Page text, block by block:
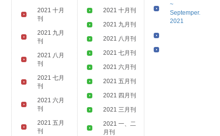
2021 十月
刊
2021 九月
刊
2021 八月
刊
2021 七月
刊
2021 六月
刊
2021 五月
刊
2021 十月刊
2021 九月刊
2021 八月刊
2021 七月刊
2021 六月刊
2021 五月刊
2021 四月刊
2021 三月刊
2021 一、二
月刊
~
Septemper.
2021